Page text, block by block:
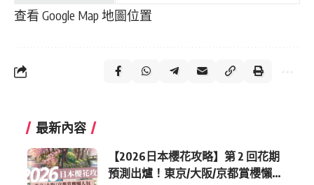
查看 Google Map 地圖位置
最新內容
【2026日本櫻花攻略】第 2 回花期
預測出爐！東京/大阪/京都賞櫻懶人